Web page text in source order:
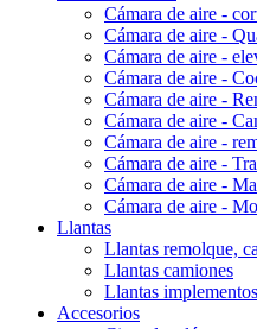
Cámara de aire -
Cámara de aire -
Cámara de aire -
Cámara de aire -
Cámara de aire -
Cámara de aire -
Cámara de aire -
Cámara de aire -
Cámara de aire -
Cámara de aire -
Llantas
Llantas remolque,
Llantas camiones
Llantas implementos
Accesorios